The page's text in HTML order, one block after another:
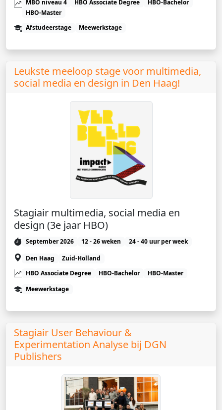
MBO niveau 4
HBO Associate Degree
HBO-Bachelor
HBO-Master
Afstudeerstage
Meewerkstage
Leukste meeloop stage voor multimedia,
social media en design in Den Haag!
Stagiair multimedia, social media en
design (3e jaar HBO)
September 2026 12 - 26 weken
24 - 40 uur per week
Den Haag
Zuid-Holland
HBO Associate Degree
HBO-Bachelor
HBO-Master
Meewerkstage
Stagiair User Behaviour &
Experimentation Analyse bij DGN
Publishers